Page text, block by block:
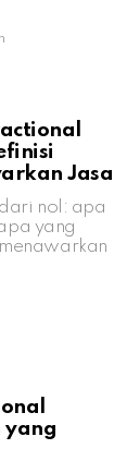
Jasa
nol: apa
yang
yang